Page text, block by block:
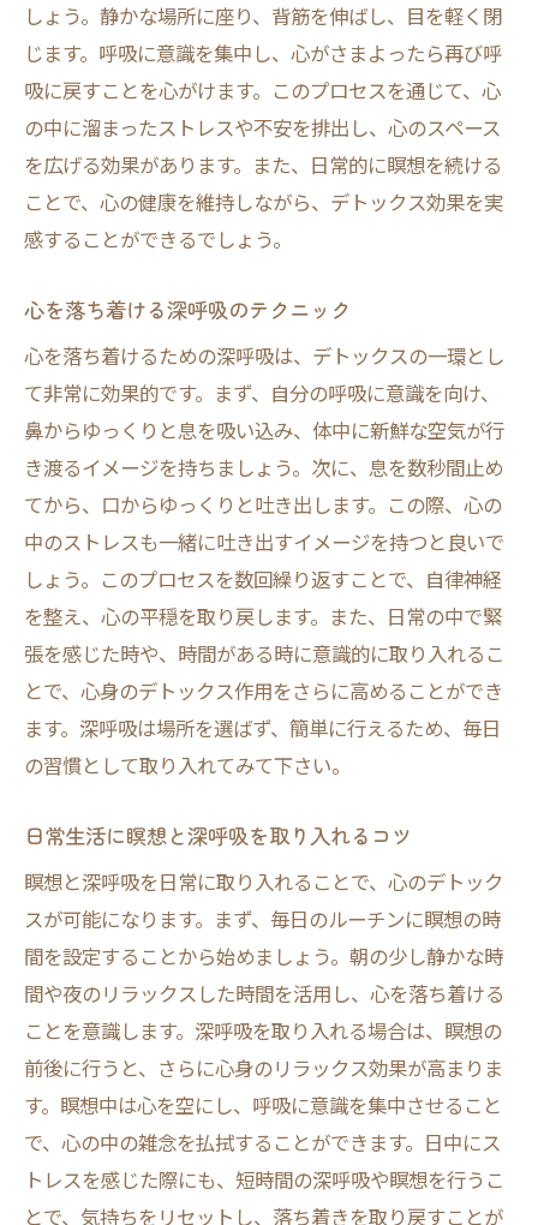
しょう。静かな場所に座り、背筋を伸ばし、目を軽く閉
じます。呼吸に意識を集中し、心がさまよったら再び呼
吸に戻すことを心がけます。このプロセスを通じて、心
の中に溜まったストレスや不安を排出し、心のスペース
を広げる効果があります。また、日常的に瞑想を続ける
ことで、心の健康を維持しながら、デトックス効果を実
感することができるでしょう。
心を落ち着ける深呼吸のテクニック
心を落ち着けるための深呼吸は、デトックスの一環とし
て非常に効果的です。まず、自分の呼吸に意識を向け、
鼻からゆっくりと息を吸い込み、体中に新鮮な空気が行
き渡るイメージを持ちましょう。次に、息を数秒間止め
てから、口からゆっくりと吐き出します。この際、心の
中のストレスも一緒に吐き出すイメージを持つと良いで
しょう。このプロセスを数回繰り返すことで、自律神経
を整え、心の平穏を取り戻します。また、日常の中で緊
張を感じた時や、時間がある時に意識的に取り入れるこ
とで、心身のデトックス作用をさらに高めることができ
ます。深呼吸は場所を選ばず、簡単に行えるため、毎日
の習慣として取り入れてみて下さい。
日常生活に瞑想と深呼吸を取り入れるコツ
瞑想と深呼吸を日常に取り入れることで、心のデトック
スが可能になります。まず、毎日のルーチンに瞑想の時
間を設定することから始めましょう。朝の少し静かな時
間や夜のリラックスした時間を活用し、心を落ち着ける
ことを意識します。深呼吸を取り入れる場合は、瞑想の
前後に行うと、さらに心身のリラックス効果が高まりま
す。瞑想中は心を空にし、呼吸に意識を集中させること
で、心の中の雑念を払拭することができます。日中にス
トレスを感じた際にも、短時間の深呼吸や瞑想を行うこ
とで、気持ちをリセットし、落ち着きを取り戻すことが